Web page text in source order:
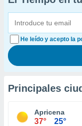
He leído y acepto la
Principales
Apricena
37° 25°